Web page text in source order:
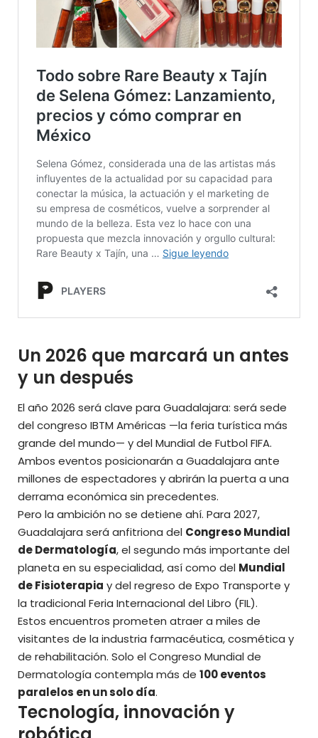
Un 2026 que marcará un antes
y un después
El año 2026 será clave para Guadalajara: será sede
del congreso IBTM Américas —la feria turística más
grande del mundo— y del Mundial de Futbol FIFA.
Ambos eventos posicionarán a Guadalajara ante
millones de espectadores yabrirán la puerta a una
derrama económica sin precedentes.
Pero la ambición no se detiene ahí. Para 2027,
Guadalajara será anfitriona del Congreso Mundial
de Dermatología, el segundo más importante del
planeta en su especialidad, así como del Mundial
de Fisioterapia y del regreso de Expo Transporte y
la tradicional Feria Internacional del Libro (FIL).
Estos encuentros prometen atraer a miles de
visitantes de la industria farmacéutica, cosmética y
de rehabilitación. Solo el Congreso Mundial de
Dermatología contempla más de 100 eventos
paralelos en un solo día.
Tecnología, innovación y